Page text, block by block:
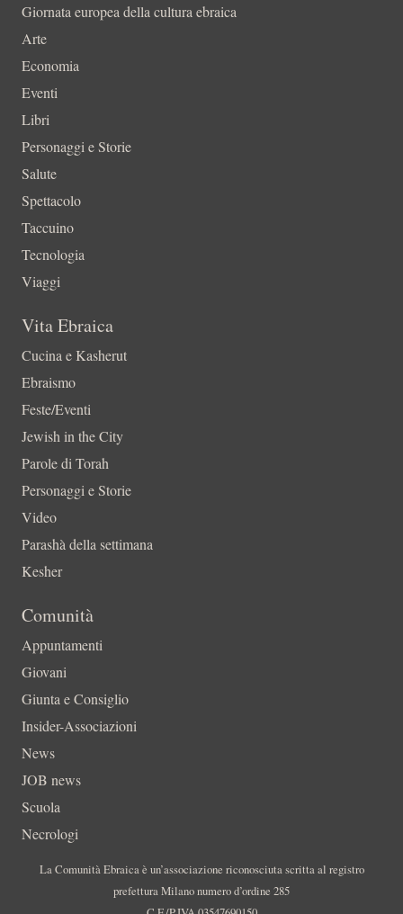
Giornata europea della cultura ebraica
Arte
Economia
Eventi
Libri
Personaggi e Storie
Salute
Spettacolo
Taccuino
Tecnologia
Viaggi
Vita Ebraica
Cucina e Kasherut
Ebraismo
Feste/Eventi
Jewish in the City
Parole di Torah
Personaggi e Storie
Video
Parashà della settimana
Kesher
Comunità
Appuntamenti
Giovani
Giunta e Consiglio
Insider-Associazioni
News
JOB news
Scuola
Necrologi
La Comunità Ebraica è un’associazione riconosciuta scritta al registro
prefettura Milano numero d’ordine 285